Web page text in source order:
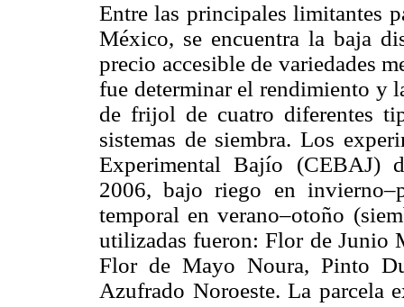
Entre las principales limitantes
México, se encuentra la baja
precio accesible de variedades
fue determinar el rendimiento y
de frijol de cuatro diferentes
sistemas de siembra. Los
Experimental Bajío (CEBAJ)
2006, bajo riego en
temporal en verano–otoño
utilizadas fueron: Flor de Junio
Flor de Mayo Noura, Pinto
Azufrado Noroeste. La parcela